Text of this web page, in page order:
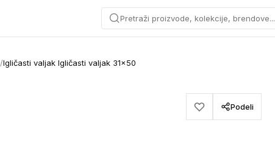
Pretraži proizvode, kolekcije, brendove...
/Igličasti valjak Igličasti valjak 31x50
Podeli